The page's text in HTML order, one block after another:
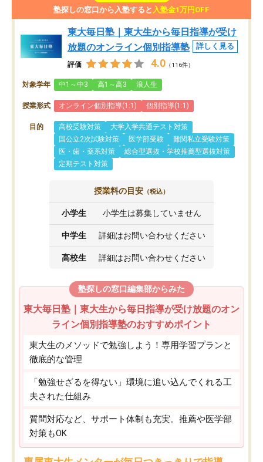
塾探しの窓口から入塾すると 入塾金1万円OFF
東大毎日塾｜東大生から毎日指導が受け
放題のオンライン個別指導塾
詳しく見る
評価 4.0 （116件）
対象学年 中1～中3 高1～高3 浪人生
授業形式 オンライン個別指導(1:1) 個別指導(1:1)
目的 高校受験対策
大学入学共通テスト対策
国公立2次試験対策
医学部受験
難関私立受験対策
医・歯・薬系対策
総合型選抜・学校推薦型選抜対策
定期テスト対策
授業料の目安 （税込）
小学生 小学生は募集していません
中学生 詳細はお問い合わせください
高校生 詳細はお問い合わせください
塾探しの窓口編集部からみた
東大毎日塾｜東大生から毎日指導が受け放題のオン
ライン個別指導塾のおすすめポイント
東大生のメソッドで勉強しよう！専用学習プランと
徹底的な管理
「勉強せざるを得ない」環境に追い込んでくれる工
夫された仕組み
質問対応など、サポート体制も充実。推薦や医学部
対策もOK